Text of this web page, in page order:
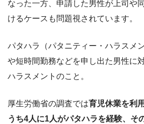
なった一方、申請した男性が上司や
けるケースも問題視されています。
パタハラ（パタニティー・ハラスメ
や短時間勤務などを申し出た男性に
ハラスメントのこと。
厚生労働省の調査では育児休業を利
うち4人に1人がパタハラを経験、そ